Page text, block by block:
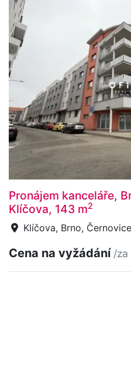
Pronájem kanceláře,
Klíčova, 143 m2
Klíčova, Brno, Černovice
Cena na vyžádání /za